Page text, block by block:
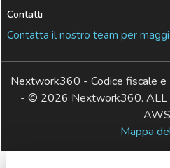
Contatti
Contatta il nostro team per
Nextwork360 - Codice fiscale
- © 2026 Nextwork360. ALL
AWS
Mappa